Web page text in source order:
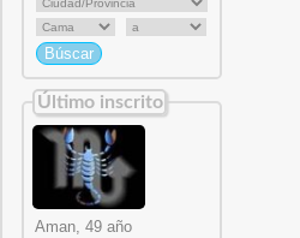
Último inscrito